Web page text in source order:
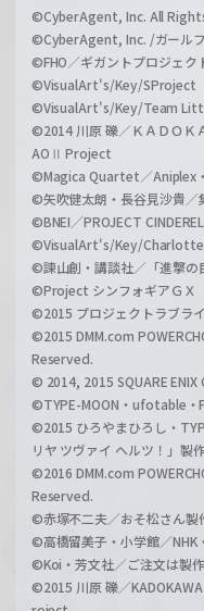
©CyberAgent, Inc. All
©CyberAgent, Inc. /ガール
©FHO／ギガントプロジェク
©VisualArt's/Key/SProject
©VisualArt's/Key/Team
©2014 川原 礫／ＫＡＤＯＫ
AOⅡ Project
©Magica Quartet／Aniplex
©矢吹健太朗・長谷見沙貴／
©BNEI／PROJECT
©VisualArt's/Key/
©諫山創・講談社／「進撃の
©Project シンフォギアＧＸ
©2015 プロジェクトラブラ
©2015 DMM.com
Reserved.
© 2014, 2015 SQUARE
©TYPE-MOON・ufotable・
©2015 ひろやまひろし・
リヤ ツヴァイ ヘルツ！」製
©2016 DMM.com
Reserved.
©赤塚不二夫／おそ松さん製
©高橋留美子・小学館／NHK
©Koi・芳文社／ご注文は製
©2015 川原 礫／